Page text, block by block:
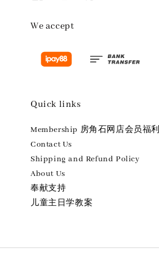
We accept
Quick links
Membership 房角石网店会员福利
Contact Us
Shipping and Refund Policy
About Us
奉献支持
儿童主日学教案